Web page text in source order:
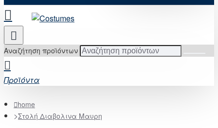
Αναζήτηση προϊόντων
Προϊόντα
home
Στολή Διαβολινα Μαυρη